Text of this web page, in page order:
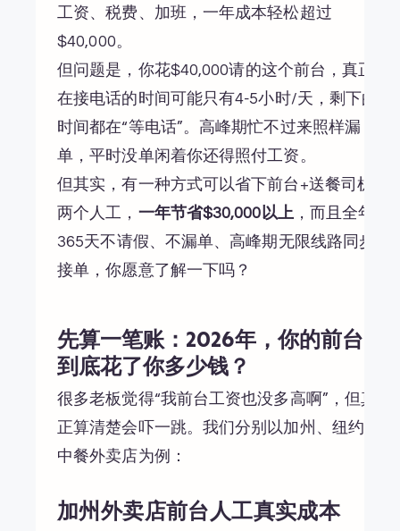
工资、税费、加班，一年成本轻松超过
$40,000。
但问题是，你花$40,000请的这个前台，真正
在接电话的时间可能只有4-5小时/天，剩下的
时间都在“等电话”。高峰期忙不过来照样漏
单，平时没单闲着你还得照付工资。
但其实，有一种方式可以省下前台+送餐司机
两个人工， 一年节省$30,000以上，而且全年
365天不请假、不漏单、高峰期无限线路同步
接单，你愿意了解一下吗？
先算一笔账：2026年，你的前台
到底花了你多少钱？
很多老板觉得“我前台工资也没多高啊”，但真
正算清楚会吓一跳。我们分别以加州、纽约的
中餐外卖店为例：
加州外卖店前台人工真实成本